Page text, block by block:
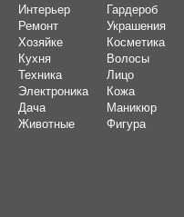
Интерьер
Ремонт
Хозяйке
Кухня
Техника
Электроника
Дача
Животные
Гардероб
Украшения
Косметика
Волосы
Лицо
Кожа
Маникюр
Фигура